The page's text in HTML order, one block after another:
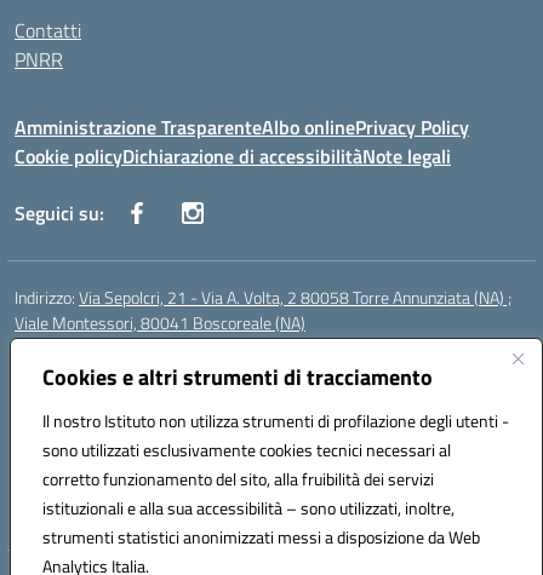
Cookies e altri strumenti di tracciamento
Il nostro Istituto non utilizza strumenti di profilazione degli utenti -
sono utilizzati esclusivamente cookies tecnici necessari al
corretto funzionamento del sito, alla fruibilità dei servizi
istituzionali e alla sua accessibilità – sono utilizzati, inoltre,
strumenti statistici anonimizzati messi a disposizione da Web
Analytics Italia.
Contatti
PNRR
Amministrazione TrasparenteAlbo onlinePrivacy Policy
Cookie policyDichiarazione di accessibilitàNote legali
Seguici su:
Indirizzo:Via Sepolcri, 21 - Via A. Volta, 2 80058 Torre Annunziata (NA) ;
Viale Montessori, 80041 Boscoreale (NA)
Centralino:
Posta elettronica certificata (PEC):nais04100b@pec.istruzione.it
Codice fiscale: 82008750638
Codice meccanografico:NAIS04100B
Codice Indice delle Pubbliche Amministrazioni (IPA): istsc_nais04100b
Codice unico di fatturazione (CUF): UFELOU